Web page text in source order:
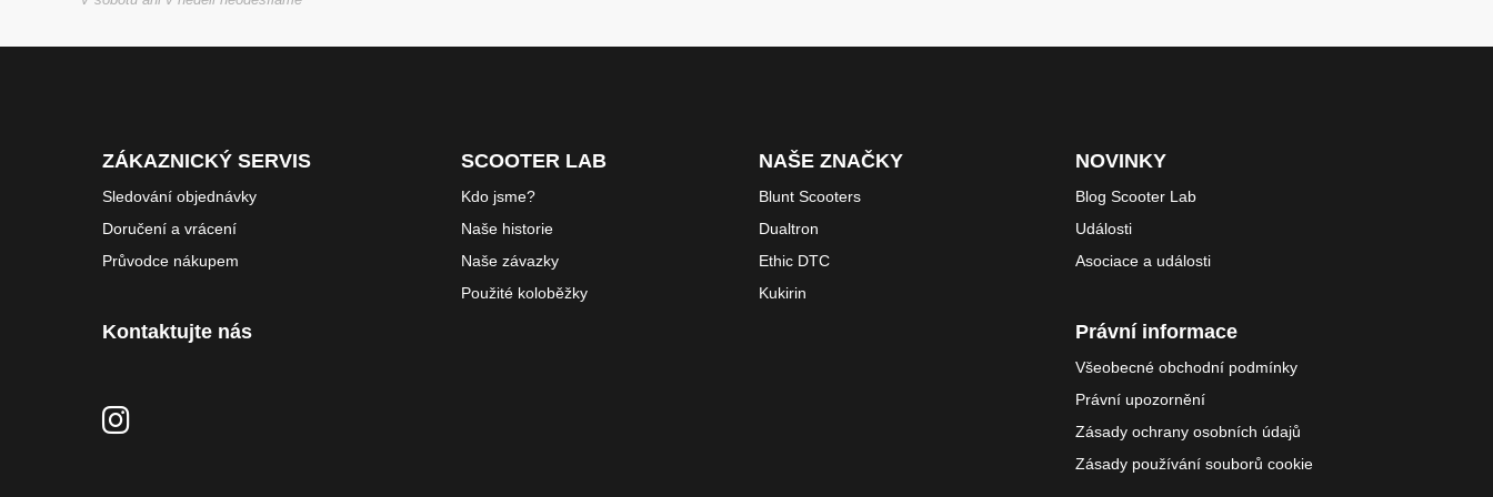
ZÁKAZNICKÝ SERVIS
Sledování objednávky
Doručení a vrácení
Průvodce nákupem
Kontaktujte nás
SCOOTER LAB
Kdo jsme?
Naše historie
Naše závazky
Použité koloběžky
NAŠE ZNAČKY
Blunt Scooters
Dualtron
Ethic DTC
Kukirin
NOVINKY
Blog Scooter Lab
Události
Asociace a události
Právní informace
Všeobecné obchodní podmínky
Právní upozornění
Zásady ochrany osobních údajů
Zásady používání souborů cookie